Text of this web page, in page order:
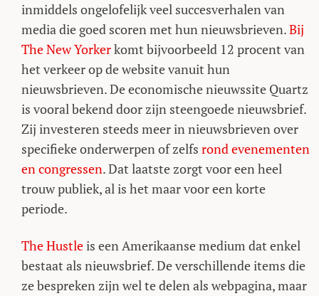
inmiddels ongelofelijk veel succesverhalen van
media die goed scoren met hun nieuwsbrieven.Bij
The New Yorkerkomt bijvoorbeeld 12 procent van
het verkeer op de website vanuit hun
nieuwsbrieven. De economische nieuwssite Quartz
is vooral bekend door zijn steengoede nieuwsbrief.
Zij investeren steeds meer in nieuwsbrieven over
specifieke onderwerpen of zelfs rond evenementen
en congressen. Dat laatste zorgt voor een heel
trouw publiek, al is het maar voor een korte
periode.
The Hustleis een Amerikaanse medium dat enkel
bestaat als nieuwsbrief. De verschillende items die
ze bespreken zijn wel te delen als webpagina, maar